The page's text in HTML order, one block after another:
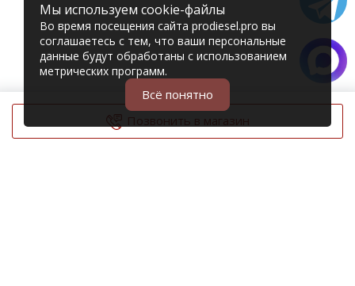
Позвонить в магазин
© 2006 – 2026 Prodiesel
Мы используем cookie-файлы
Во время посещения сайта prodiesel.pro вы
соглашаетесь с тем, что ваши персональные
данные будут обработаны с использованием
метрических программ.
Всё понятно